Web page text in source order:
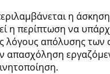
η
η περίπτωση να
λόγους απόλυσης των
απασχόληση